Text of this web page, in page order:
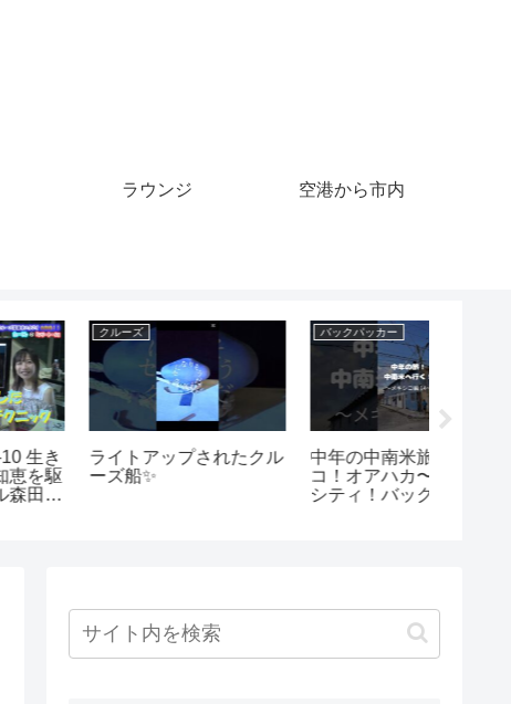
ラウンジ 空港から市内
バックパッカー
中年の中南米旅！メキシ
コ！オアハカ〜メキシコ
シティ！バックパッカー
酒を飲む #music #song
#pop #lyrics #cover #ク
レジットカード #ラーメ